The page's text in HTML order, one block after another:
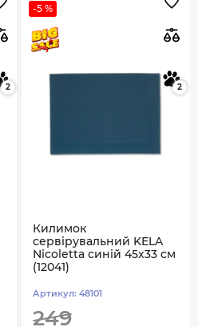
2
-5 %
2
Килимок
сервірувальний KELA
Nicoletta синій 45х33 см
(12041)
Артикул: 48101
249